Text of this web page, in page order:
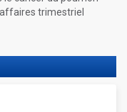
trimestriel